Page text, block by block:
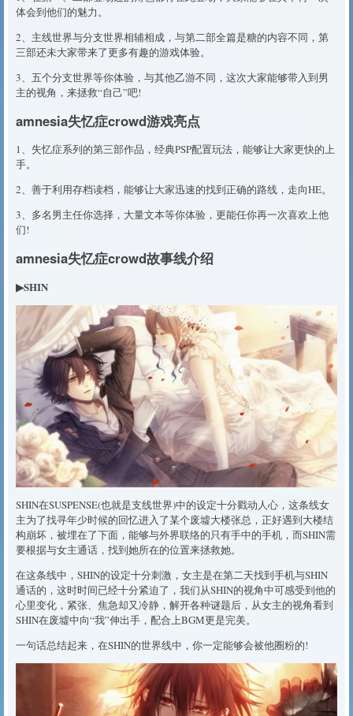
体会到他们的魅力。
2、主线世界与分支世界相辅相成，与第二部全篇是糖的内容不同，第
三部还未大家带来了更多有趣的游戏体验。
3、五个分支世界等你体验，与其他乙游不同，这次大家能够带入到男
主的视角，来拯救“自己”吧!
amnesia失忆症crowd游戏亮点
1、失忆症系列的第三部作品，经典PSP配置玩法，能够让大家更快的上
手。
2、善于利用存档读档，能够让大家迅速的找到正确的路线，走向HE。
3、多名男主任你选择，大量文本等你体验，更能任你再一次喜欢上他
们!
amnesia失忆症crowd故事线介绍
▶SHIN
SHIN在SUSPENSE(也就是支线世界)中的设定十分戳动人心，这条线女
主为了找寻年少时候的回忆进入了某个废墟大楼张总，正好遇到大楼结
构崩坏，被埋在了下面，能够与外界联络的只有手中的手机，而SHIN需
要根据与女主通话，找到她所在的位置来拯救她。
在这条线中，SHIN的设定十分刺激，女主是在第二天找到手机与SHIN
通话的，这时时间已经十分紧迫了，我们从SHIN的视角中可感受到他的
心里变化，紧张、焦急却又冷静，解开各种谜题后，从女主的视角看到
SHIN在废墟中向“我”伸出手，配合上BGM更是完美。
一句话总结起来，在SHIN的世界线中，你一定能够会被他圈粉的!